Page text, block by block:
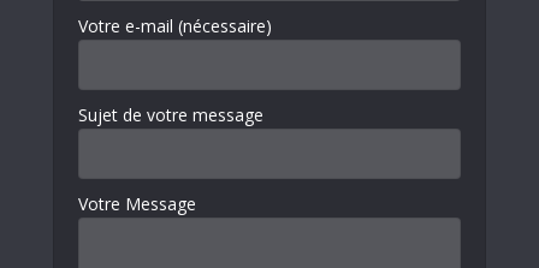
Votre e-mail (nécessaire)
Sujet de votre message
Votre Message